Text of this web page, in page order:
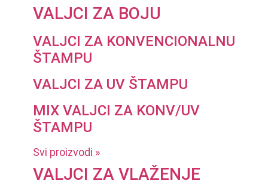
VALJCI ZA BOJU
VALJCI ZA KONVENCIONALNU
ŠTAMPU
VALJCI ZA UV ŠTAMPU
MIX VALJCI ZA KONV/UV
ŠTAMPU
Svi proizvodi »
VALJCI ZA VLAŽENJE